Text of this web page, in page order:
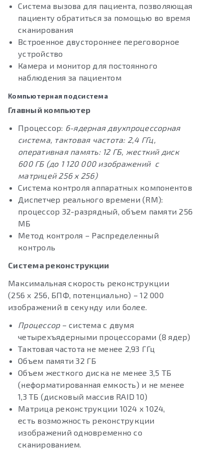
Система вызова для пациента, позволяющая
пациенту обратиться за помощью во время
сканирования
Встроенное двустороннее переговорное
устройство
Камера и монитор для постоянного
наблюдения за пациентом
Компьютерная подсистема
Главный компьютер
Процессор: 6-ядерная двухпроцессорная
система, тактовая частота: 2,4 ГГц,
оперативная память: 12 ГБ, жесткий диск
600 ГБ (до 1 120 000 изображений с
матрицей 256 х 256)
Система контроля аппаратных компонентов
Диспетчер реального времени (RM):
процессор 32-разрядный, объем памяти 256
МБ
Метод контроля – Распределенный
контроль
Система реконструкции
Максимальная скорость реконструкции
(256 х 256, БПФ, потенциально) – 12 000
изображений в секунду или более.
Процессор– система с двумя
четырехъядерными процессорами (8 ядер)
Тактовая частота не менее 2,93 ГГц
Объем памяти 32 ГБ
Объем жесткого диска не менее 3,5 ТБ
(неформатированная емкость) и не менее
1,3 ТБ (дисковый массив RAID 10)
Матрица реконструкции 1024 х 1024,
есть возможность реконструкции
изображений одновременно со
сканированием.